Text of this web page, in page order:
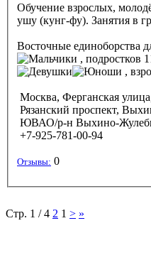
Обучение взрослых,
ушу (кунг-фу). Занятия в
Восточные единоборства
, подростков
,
Москва, Ферганская
Рязанский проспект,
ЮВАО/р-н Выхино-
+7-925-781-00-94
Отзывы: 0
Стр. 1 / 4 2 1 > »